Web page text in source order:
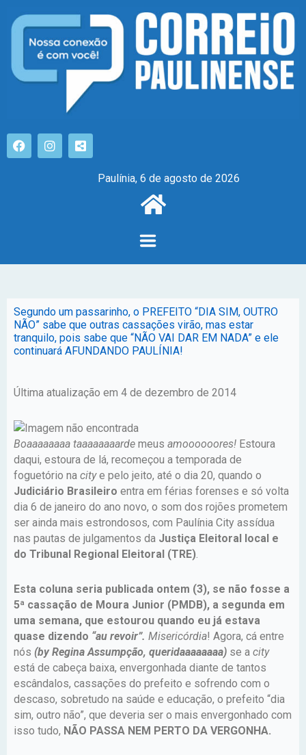
Paulínia, 6 de agosto de 2026
Segundo um passarinho, o PREFEITO “DIA SIM, OUTRO
NÃO” sabe que outras cassações virão, mas estar
tranquilo, pois sabe que “NÃO VAI DAR EM NADA” e ele
continuará AFUNDANDO PAULÍNIA!
Última atualização em 4 de dezembro de 2014
Boaaaaaaaa taaaaaaaarde meus amoooooores! Estoura
daqui, estoura de lá, recomeçou a temporada de
foguetório na citye pelo jeito, até o dia 20, quando o
Judiciário Brasileiro entra em férias forenses e só volta
dia 6 de janeiro do ano novo, o som dos rojões prometem
ser ainda mais estrondosos, com Paulínia City assídua
nas pautas de julgamentos da Justiça Eleitoral local e
do Tribunal Regional Eleitoral (TRE).
Esta coluna seria publicada ontem (3), se não fosse a
5ª cassação de Moura Junior (PMDB), a segunda em
uma semana, que estourou quando eu já estava
quase dizendo “au revoir”. Misericórdia! Agora, cá entre
nós (by Regina Assumpção, queridaaaaaaaa) se a city
está de cabeça baixa, envergonhada diante de tantos
escândalos, cassações do prefeito e sofrendo com o
descaso, sobretudo na saúde e educação, o prefeito “dia
sim, outro não”, que deveria ser o mais envergonhado com
isso tudo, NÃO PASSA NEM PERTO DA VERGONHA.